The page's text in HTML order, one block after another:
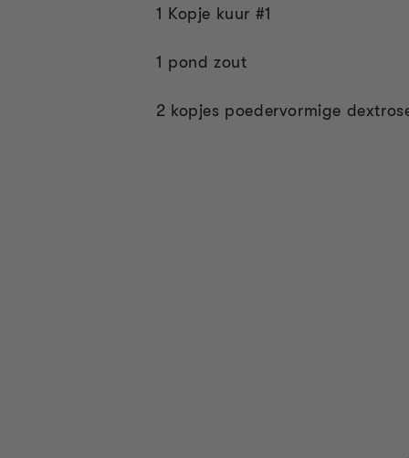
1 Kopje kuur #1
1 pond zout
2 kopjes poedervormige